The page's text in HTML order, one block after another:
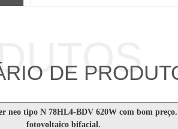
DE
neo tipo N 78HL4-BDV 620W com bom
fotovoltaico bifacial.